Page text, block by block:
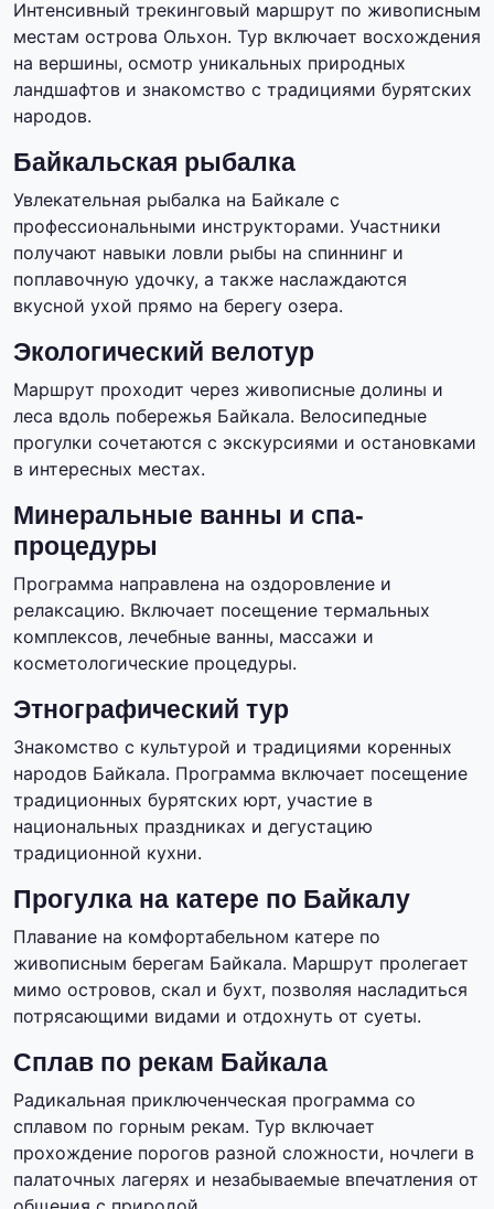
Интенсивный трекинговый маршрут по живописным
местам острова Ольхон. Тур включает восхождения
на вершины, осмотр уникальных природных
ландшафтов и знакомство с традициями бурятских
народов.
Байкальская рыбалка
Увлекательная рыбалка на Байкале с
профессиональными инструкторами. Участники
получают навыки ловли рыбы на спиннинг и
поплавочную удочку, а также наслаждаются
вкусной ухой прямо на берегу озера.
Экологический велотур
Маршрут проходит через живописные долины и
леса вдоль побережья Байкала. Велосипедные
прогулки сочетаются с экскурсиями и остановками
в интересных местах.
Минеральные ванны и спа-
процедуры
Программа направлена на оздоровление и
релаксацию. Включает посещение термальных
комплексов, лечебные ванны, массажи и
косметологические процедуры.
Этнографический тур
Знакомство с культурой и традициями коренных
народов Байкала. Программа включает посещение
традиционных бурятских юрт, участие в
национальных праздниках и дегустацию
традиционной кухни.
Прогулка на катере по Байкалу
Плавание на комфортабельном катере по
живописным берегам Байкала. Маршрут пролегает
мимо островов, скал и бухт, позволяя насладиться
потрясающими видами и отдохнуть от суеты.
Сплав по рекам Байкала
Радикальная приключенческая программа со
сплавом по горным рекам. Тур включает
прохождение порогов разной сложности, ночлеги в
палаточных лагерях и незабываемые впечатления от